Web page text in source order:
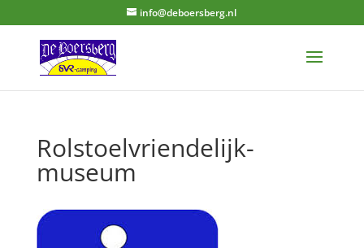
info@deboersberg.nl
Rolstoelvriendelijk-
museum